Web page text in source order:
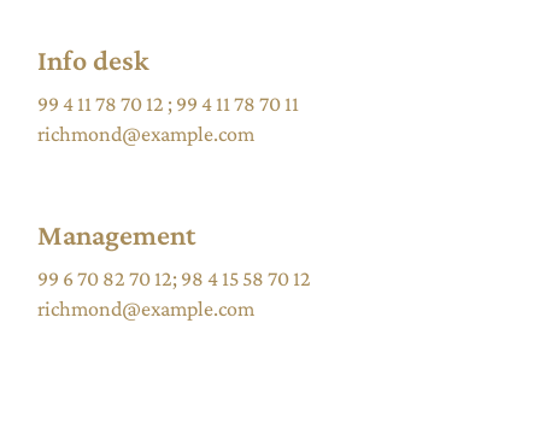
Info desk
99 4 11 78 70 12 ; 99 4 11 78 70 11
richmond@example.com
Management
99 6 70 82 70 12; 98 4 15 58 70 12
richmond@example.com